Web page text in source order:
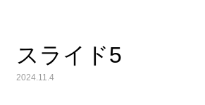
スライド5
2024.11.4